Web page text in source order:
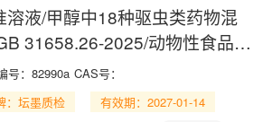
溶液/甲醇中18种驱虫类药物混
31658.26-2025/动物性食品中
药物残留的筛查
号： 82990a CAS号：
：坛墨质检
有效期：2027-01-14